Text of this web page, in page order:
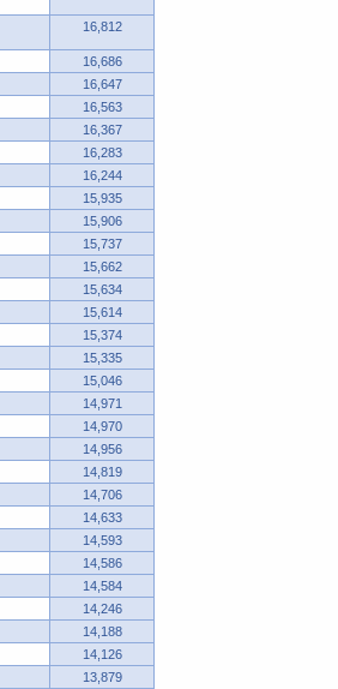
16,812
16,686
16,647
16,563
16,367
16,283
16,244
15,935
15,906
15,737
15,662
15,634
15,614
15,374
15,335
15,046
14,971
14,970
14,956
14,819
14,706
14,633
14,593
14,586
14,584
14,246
14,188
14,126
13,879